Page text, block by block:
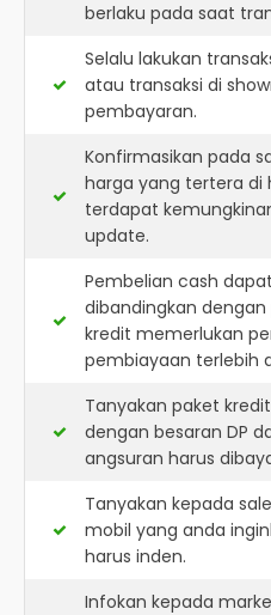
berlaku pada saat
Selalu lakukan
atau transaksi di
pembayaran.
Konfirmasikan pada
harga yang tertera di
terdapat
update.
Pembelian cash
dibandingkan
kredit memerlukan
pembiayaan terlebih
Tanyakan paket
dengan besaran DP
angsuran harus
Tanyakan kepada
mobil yang anda
harus inden.
Infokan kepada